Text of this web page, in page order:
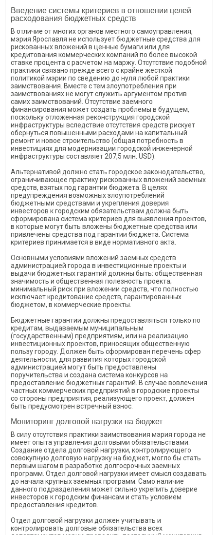
Введение системы критериев в отношении целей
расходования бюджетных средств
В отличие от многих органов местного самоуправления,
мэрия Ярославля не использует бюджетные средства для
рискованных вложений в ценные бумаги или для
кредитования коммерческих компаний по более высокой
ставке процента с расчетом на маржу. Отсутствие подобной
практики связано прежде всего с крайне жесткой
политикой мэрии по сведению до нуля любой практики
заимствования. Вместе с тем злоупотребления при
заимствованиях не могут служить аргументом против
самих заимствований. Отсутствие заемного
финансирования может создать проблемы в будущем,
поскольку отложенная реконструкция городской
инфраструктуры вследствие отсутствия средств рискует
обернуться повышенными расходами на капитальный
ремонт и новое строительство (общая потребность в
инвестициях для модернизации городской инженерной
инфраструктуры составляет 207,5 млн. USD).
Альтернативой должно стать городское законодательство,
ограничивающее практику рискованных вложений заемных
средств, взятых под гарантии бюджета. В целях
предупреждения возможных злоупотреблений
бюджетными средствами и укрепления доверия
инвесторов к городским обязательствам должна быть
сформирована система критериев для выявления проектов,
в которые могут быть вложены бюджетные средства или
привлечены средства под гарантии бюджета. Система
критериев принимается в виде нормативного акта.
Основными условиями вложений заемных средств
администрацией города в инвестиционные проекты и
выдачи бюджетных гарантий должны быть: общественная
значимость и общественная полезность проекта;
минимальный риск при вложении средств, что полностью
исключает кредитование средств, гарантированных
бюджетом, в коммерческие проекты.
Бюджетные гарантии должны предоставляться только по
кредитам, выдаваемым муниципальным
(государственным) предприятиям, или на реализацию
инвестиционных проектов, приносящих общественную
пользу городу. Должен быть сформирован перечень сфер
деятельности, для развития которых городской
администрацией могут быть предоставлены
поручительства и создана система конкурсов на
предоставление бюджетных гарантий. В случае вовлечения
частных коммерческих предприятий в городские проекты
со стороны предприятия, реализующего проект, должен
быть предусмотрен встречный взнос.
Мониторинг долговой нагрузки на бюджет
В силу отсутствия практики заимствования мэрия города не
имеет опыта управления долговыми обязательствами.
Создание отдела долговой нагрузки, контролирующего
совокупную долговую нагрузку на бюджет, могло бы стать
первым шагом в разработке долгосрочных заемных
программ. Отдел долговой нагрузки имеет смысл создавать
до начала крупных заемных программ. Само наличие
данного подразделения может сильно укрепить доверие
инвесторов к городским финансам и стать условием
предоставления кредитов.
Отдел долговой нагрузки должен учитывать и
контролировать долговые обязательства всех